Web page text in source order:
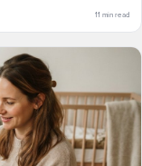
11 min read